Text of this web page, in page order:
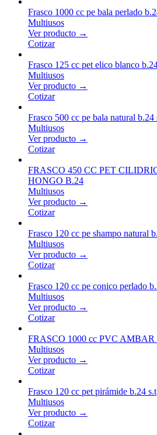
Frasco 1000 cc pe bala perlado
Multiusos
Ver producto →
Cotizar
Frasco 125 cc pet elico blanco
Multiusos
Ver producto →
Cotizar
Frasco 500 cc pe bala natural b.24
Multiusos
Ver producto →
Cotizar
FRASCO 450 CC PET
HONGO B.24
Multiusos
Ver producto →
Cotizar
Frasco 120 cc pe shampo natural
Multiusos
Ver producto →
Cotizar
Frasco 120 cc pe conico perlado
Multiusos
Ver producto →
Cotizar
FRASCO 1000 cc PVC
Multiusos
Ver producto →
Cotizar
Frasco 120 cc pet pirámide b.24 s.t
Multiusos
Ver producto →
Cotizar